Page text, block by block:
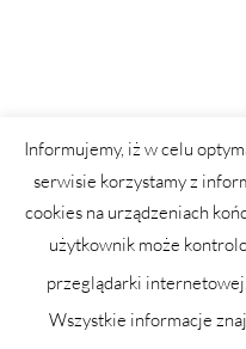
Informujemy, iż w celu
serwisie korzystamy z
cookies na urządzeniach
użytkownik może
przeglądarki internetowej.
Wszystkie informacje